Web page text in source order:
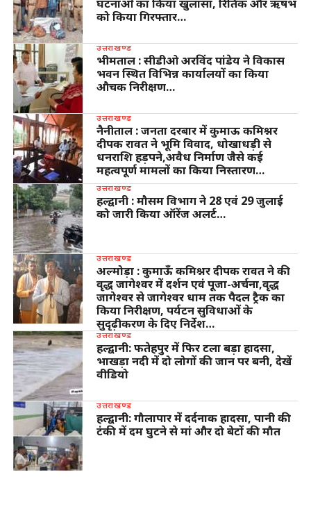
घटनाओं का किया खुलासा, रितिक और ऋषभ
को किया गिरफ्तार…
उत्तराखण्ड
भीमताल : सीडीओ अरविंद पांडेय ने विकास
भवन स्थित विभिन्न कार्यालयों का किया
औचक निरीक्षण…
उत्तराखण्ड
नैनीताल : जनता दरबार में कुमाऊ कमिश्नर
दीपक रावत ने भूमि विवाद, धोखाधड़ी से
धनराशि हड़पने,अवैध निर्माण जैसे कई
महत्वपूर्ण मामलों का किया निस्तारण…
उत्तराखण्ड
हल्द्वानी : मौसम विभाग ने 28 एवं 29 जुलाई
को जारी किया ऑरेंज अलर्ट…
उत्तराखण्ड
अल्मोड़ा : कुमाऊँ कमिश्नर दीपक रावत ने की
वृद्ध जागेश्वर में दर्शन एवं पूजा-अर्चना,वृद्ध
जागेश्वर से जागेश्वर धाम तक पैदल ट्रैक का
किया निरीक्षण, पर्यटन सुविधाओं के
सुदृढ़ीकरण के दिए निर्देश…
उत्तराखण्ड
हल्द्वानी: फतेहपुर में फिर टला बड़ा हादसा,
भाखड़ा नदी में दो लोगों की जान पर बनी, देखें
वीडियो
उत्तराखण्ड
हल्द्वानी: गौलापार में दर्दनाक हादसा, पानी की
टंकी में दम घुटने से मां और दो बेटों की मौत